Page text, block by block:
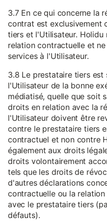
3.7 En ce qui concerne la
contrat est exclusivement
tiers et l'Utilisateur.
relation contractuelle et
services à l'Utilisateur.
3.8 Le prestataire tiers
l'Utilisateur de la bonne
médiatisé, quelle que soit
droits en relation avec la
l'Utilisateur doivent être
contre le prestataire tiers
contractuel et non contre
également aux droits
droits volontairement
tels que les droits de
d'autres déclarations
contractuelle ou la
avec le prestataire tiers
défauts).